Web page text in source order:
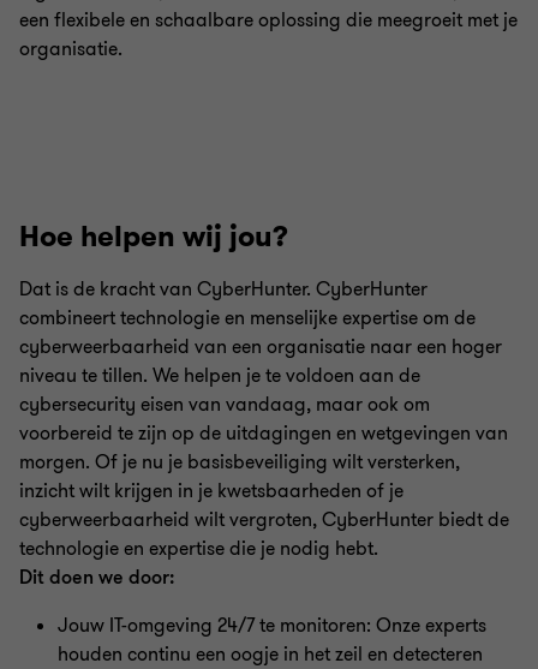
een flexibele en schaalbare oplossing die meegroeit met je
organisatie.
Hoe helpen wij jou?
Dat is de kracht van CyberHunter. CyberHunter
combineert technologie en menselijke expertise om de
cyberweerbaarheid van een organisatie naar een hoger
niveau te tillen. We helpen je te voldoen aan de
cybersecurity eisen van vandaag, maar ook om
voorbereid te zijn op de uitdagingen en wetgevingen van
morgen. Of je nu je basisbeveiliging wilt versterken,
inzicht wilt krijgen in je kwetsbaarheden of je
cyberweerbaarheid wilt vergroten, CyberHunter biedt de
technologie en expertise die je nodig hebt.
Dit doen we door:
Jouw IT-omgeving 24/7 te monitoren: Onze experts
houden continu een oogje in het zeil en detecteren